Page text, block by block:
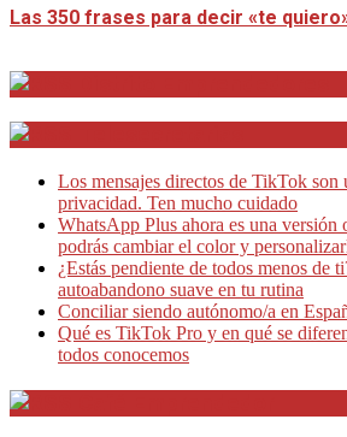
Las 350 frases para decir «te
Los mensajes directos de TikTok son
privacidad. Ten mucho cuidado
WhatsApp Plus ahora es una
podrás cambiar el color y
¿Estás pendiente de todos menos de
autoabandono suave en tu rutina
Conciliar siendo autónomo/a en
Qué es TikTok Pro y en qué se
todos conocemos